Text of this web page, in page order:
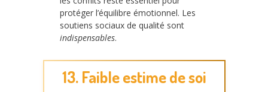
protéger l’équilibre émotionnel. Les
soutiens sociaux de qualité sont
indispensables.
13. Faible estime de soi